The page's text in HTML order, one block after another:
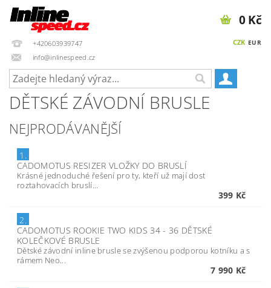
+420603939747
info@inlinespeed.cz
CZK EUR
0 Kč
DĚTSKÉ ZÁVODNÍ BRUSLE
NEJPRODÁVANĚJŠÍ
1.
CADOMOTUS RESIZER VLOŽKY DO BRUSLÍ
Krásné jednoduché řešení pro ty, kteří už mají dost
roztahovacích bruslí...
399 Kč
2.
CADOMOTUS ROOKIE TWO KIDS 34 - 36 DĚTSKÉ
KOLEČKOVÉ BRUSLE
Dětské závodní inline brusle se zvýšenou podporou kotníku a s
rámem Neo...
7 990 Kč